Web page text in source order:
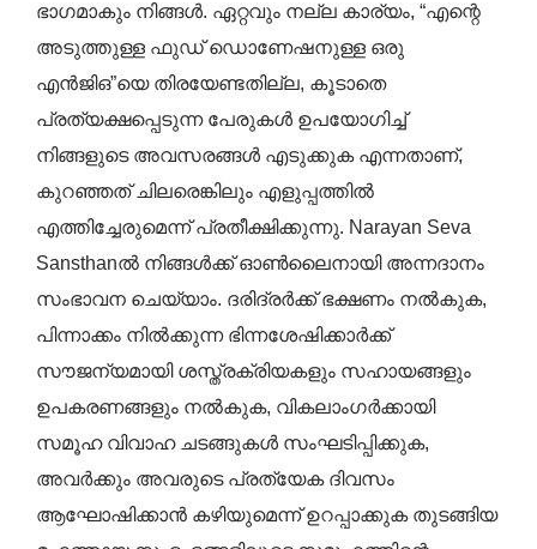
ഭാഗമാകും നിങ്ങൾ. ഏറ്റവും നല്ല കാര്യം, “എന്റെ
അടുത്തുള്ള ഫുഡ് ഡൊണേഷനുള്ള ഒരു
എൻ‌ജി‌ഒ”യെ തിരയേണ്ടതില്ല, കൂടാതെ
പ്രത്യക്ഷപ്പെടുന്ന പേരുകൾ ഉപയോഗിച്ച്
നിങ്ങളുടെ അവസരങ്ങൾ എടുക്കുക എന്നതാണ്,
കുറഞ്ഞത് ചിലരെങ്കിലും എളുപ്പത്തിൽ
എത്തിച്ചേരുമെന്ന് പ്രതീക്ഷിക്കുന്നു. Narayan Seva
Sansthanൽ നിങ്ങൾക്ക് ഓൺലൈനായി അന്നദാനം
സംഭാവന ചെയ്യാം. ദരിദ്രർക്ക് ഭക്ഷണം നൽകുക,
പിന്നാക്കം നിൽക്കുന്ന ഭിന്നശേഷിക്കാർക്ക്
സൗജന്യമായി ശസ്ത്രക്രിയകളും സഹായങ്ങളും
ഉപകരണങ്ങളും നൽകുക, വികലാംഗർക്കായി
സമൂഹ വിവാഹ ചടങ്ങുകൾ സംഘടിപ്പിക്കുക,
അവർക്കും അവരുടെ പ്രത്യേക ദിവസം
ആഘോഷിക്കാൻ കഴിയുമെന്ന് ഉറപ്പാക്കുക തുടങ്ങിയ